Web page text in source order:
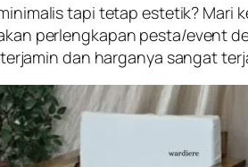
tapi tetap estetik? Mari
perlengkapan pesta/event
dan harganya sangat